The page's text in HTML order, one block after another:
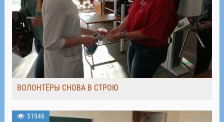
ВОЛОНТЁРЫ СНОВА В СТРОЮ
51946